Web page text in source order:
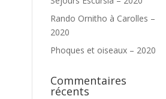
Rando Ornitho à Carolles –
2020
Phoques et oiseaux – 2020
Commentaires
récents